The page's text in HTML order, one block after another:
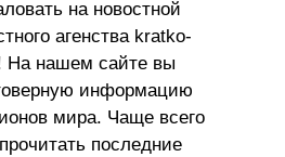
на новостной
агенства kratko-
На нашем сайте вы
информацию
мира. Чаще всего
последние